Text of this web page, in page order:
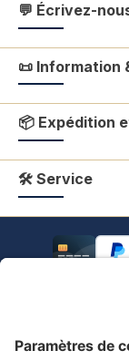
💬 Écrivez-
📜 Information
📦 Expédition
🛠 Service
Tous les prix